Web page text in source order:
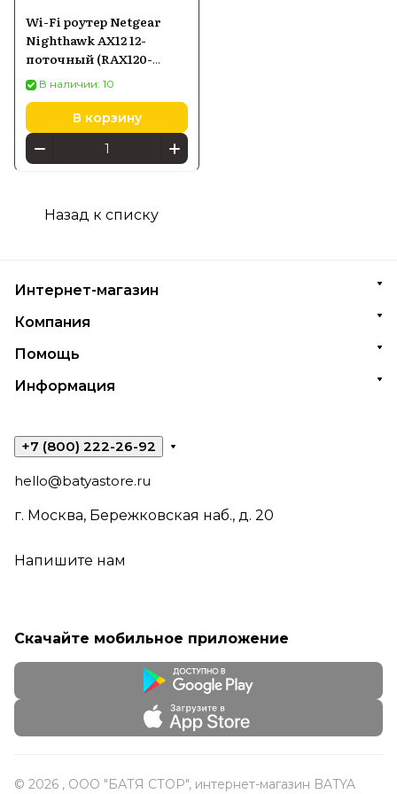
Wi-Fi роутер Netgear
Nighthawk AX12 12-
поточный (RAX120-
100EUS)
В наличии: 10
В корзину
Назад к списку
Интернет-магазин
Компания
Помощь
Информация
+7 (800) 222-26-92
hello@batyastore.ru
г. Москва, Бережковская наб., д. 20
Напишите нам
Скачайте мобильное приложение
© 2026 , ООО "БАТЯ СТОР", интернет-магазин BATYA